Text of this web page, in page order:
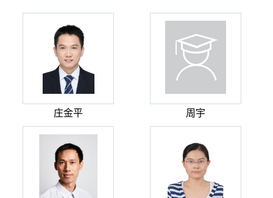
庄金平 周宇